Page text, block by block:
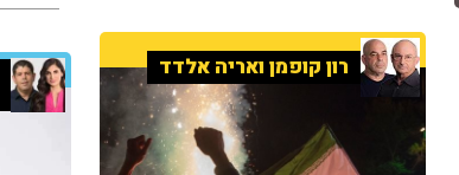
רון קופמן ואריה אלדד